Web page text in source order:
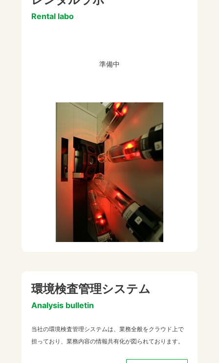
Rental labo
準備中
環境検査管理システム
Analysis bulletin
当社の環境検査管理システムは、業務全般をクラウド上で
担っており、業務内容の情報共有化が図られております。